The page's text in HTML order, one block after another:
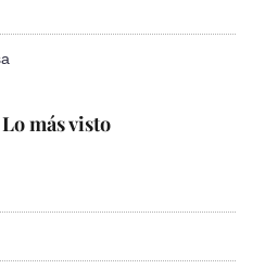
Lo más visto